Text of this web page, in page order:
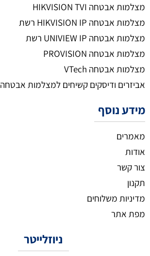
מצלמות אבטחה HIKVISION TVI
מצלמות אבטחה HIKVISION IP רשת
מצלמות אבטחה UNIVIEW IP רשת
מצלמות אבטחה PROVISION
מצלמות אבטחה VTech
אביזרים ודיסקים קשיחים למצלמות אבטחה
מידע נוסף
מאמרים
אודות
צור קשר
תקנון
מדיניות משלוחים
מפת אתר
ניוזלייטר